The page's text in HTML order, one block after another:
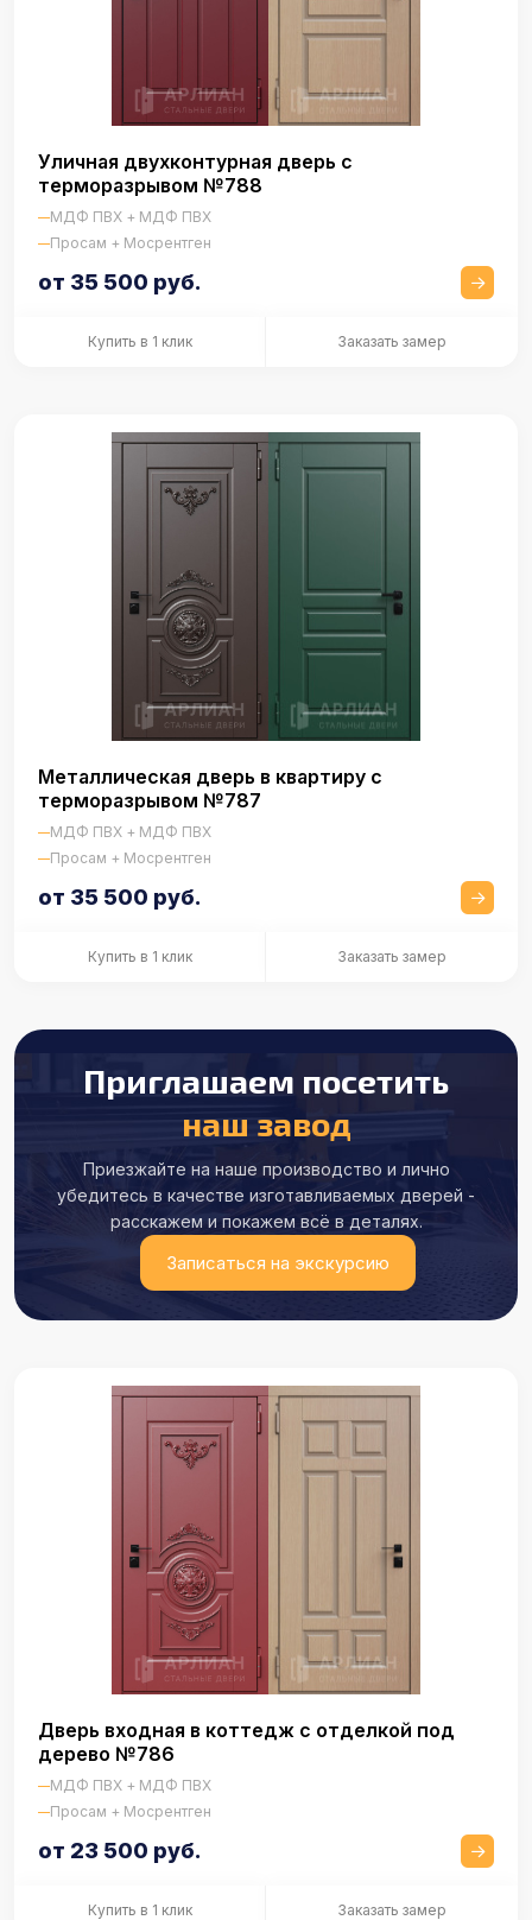
Уличная двухконтурная дверь с
терморазрывом №788
МДФ ПВХ + МДФ ПВХ
Просам + Мосрентген
от 35 500 руб.
Купить в 1 клик Заказать замер
Металлическая дверь в квартиру с
терморазрывом №787
МДФ ПВХ + МДФ ПВХ
Просам + Мосрентген
от 35 500 руб.
Купить в 1 клик Заказать замер
Приглашаем посетить
наш завод
Приезжайте на наше производство и лично
убедитесь в качестве изготавливаемых дверей -
расскажем и покажем всё в деталях.
Записаться на экскурсию
Дверь входная в коттедж с отделкой под
дерево №786
МДФ ПВХ + МДФ ПВХ
Просам + Мосрентген
от 23 500 руб.
Купить в 1 клик Заказать замер